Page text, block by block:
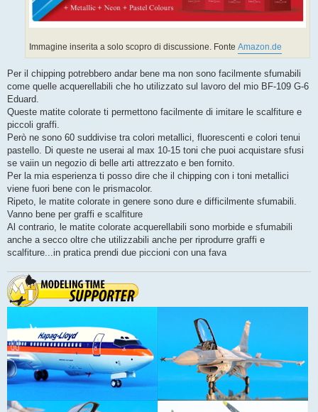
Immagine inserita a solo scopro di discussione. Fonte Amazon.de
Per il chipping potrebbero andar bene ma non sono facilmente sfumabili
come quelle acquerellabili che ho utilizzato sul lavoro del mio BF-109 G-6
Eduard.
Queste matite colorate ti permettono facilmente di imitare le scalfiture e
piccoli graffi.
Però ne sono 60 suddivise tra colori metallici, fluorescenti e colori tenui
pastello. Di queste ne userai al max 10-15 toni che puoi acquistare sfusi
se vaiin un negozio di belle arti attrezzato e ben fornito.
Per la mia esperienza ti posso dire che il chipping con i toni metallici
viene fuori bene con le prismacolor.
Ripeto, le matite colorate in genere sono dure e difficilmente sfumabili.
Vanno bene per graffi e scalfiture
Al contrario, le matite colorate acquerellabili sono morbide e sfumabili
anche a secco oltre che utilizzabili anche per riprodurre graffi e
scalfiture...in pratica prendi due piccioni con una fava